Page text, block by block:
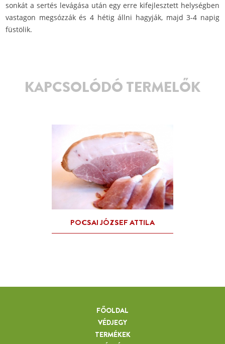
sonkát a sertés levágása után egy erre kifejlesztett helységben
vastagon megsózzák és 4 hétig állni hagyják, majd 3-4 napig
füstölik.
KAPCSOLÓDÓ TERMELŐK
FŐOLDAL
VÉDJEGY
TERMÉKEK